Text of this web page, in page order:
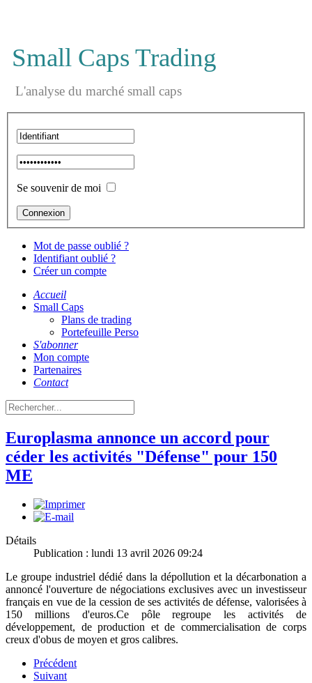
Small Caps Trading
L'analyse du marché small caps
Se souvenir de moi
Mot de passe oublié ?
Identifiant oublié ?
Créer un compte
Accueil
Small Caps
Plans de trading
Portefeuille Perso
S'abonner
Mon compte
Partenaires
Contact
Europlasma annonce un accord pour
céder les activités "Défense" pour 150
ME
Détails
Publication : lundi 13 avril 2026 09:24
Le groupe industriel dédié dans la dépollution et la décarbonation a
annoncé l'ouverture de négociations exclusives avec un investisseur
français en vue de la cession de ses activités de défense, valorisées à
150 millions d'euros.Ce pôle regroupe les activités de
développement, de production et de commercialisation de corps
creux d'obus de moyen et gros calibres.
Précédent
Suivant